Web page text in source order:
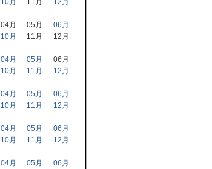
10月 11月
12月
04月 05月
06月
10月 11月
12月
04月 05月
06月
10月 11月
12月
04月 05月
06月
10月 11月
12月
04月 05月
06月
10月 11月
12月
04月 05月
06月